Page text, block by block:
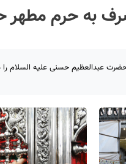
به حرم مطهر
عبدالعظیم حسنی علیه السلام را